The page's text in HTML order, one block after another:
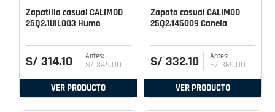
Zapatilla casual CALIMOD
25Q2.1UIL003 Humo
S/ 314.10 S/ 349.00
VER PRODUCTO
Zapato casual CALIMOD
25Q2.145009 Canela
S/ 332.10 S/ 369.00
VER PRODUCTO